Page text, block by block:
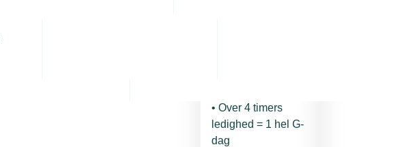
• Over 4 timers
ledighed = 1 hel G-
dag